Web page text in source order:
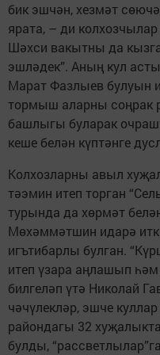
бик эшчән, хезмәт
ярата, – ди
Шәхси вакытны да
эшләдек”. Аның кул
Марат Фазлыев булуын
тормыш аларны соңрак
башлыгы буларак
кеше белән күптәнге
Колхозларны авыл
тәэмин итеп торган
турында да хөрмәт
Мөхәммәтшин идарә
игътибарлы булган.
итеп үзара аңлашып
билгеләп үтә Николай
чәчүлекләр, эшче
райондагы 32
булды,